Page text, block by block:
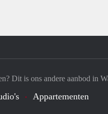
Dit is ons andere aanbod in
Appartementen